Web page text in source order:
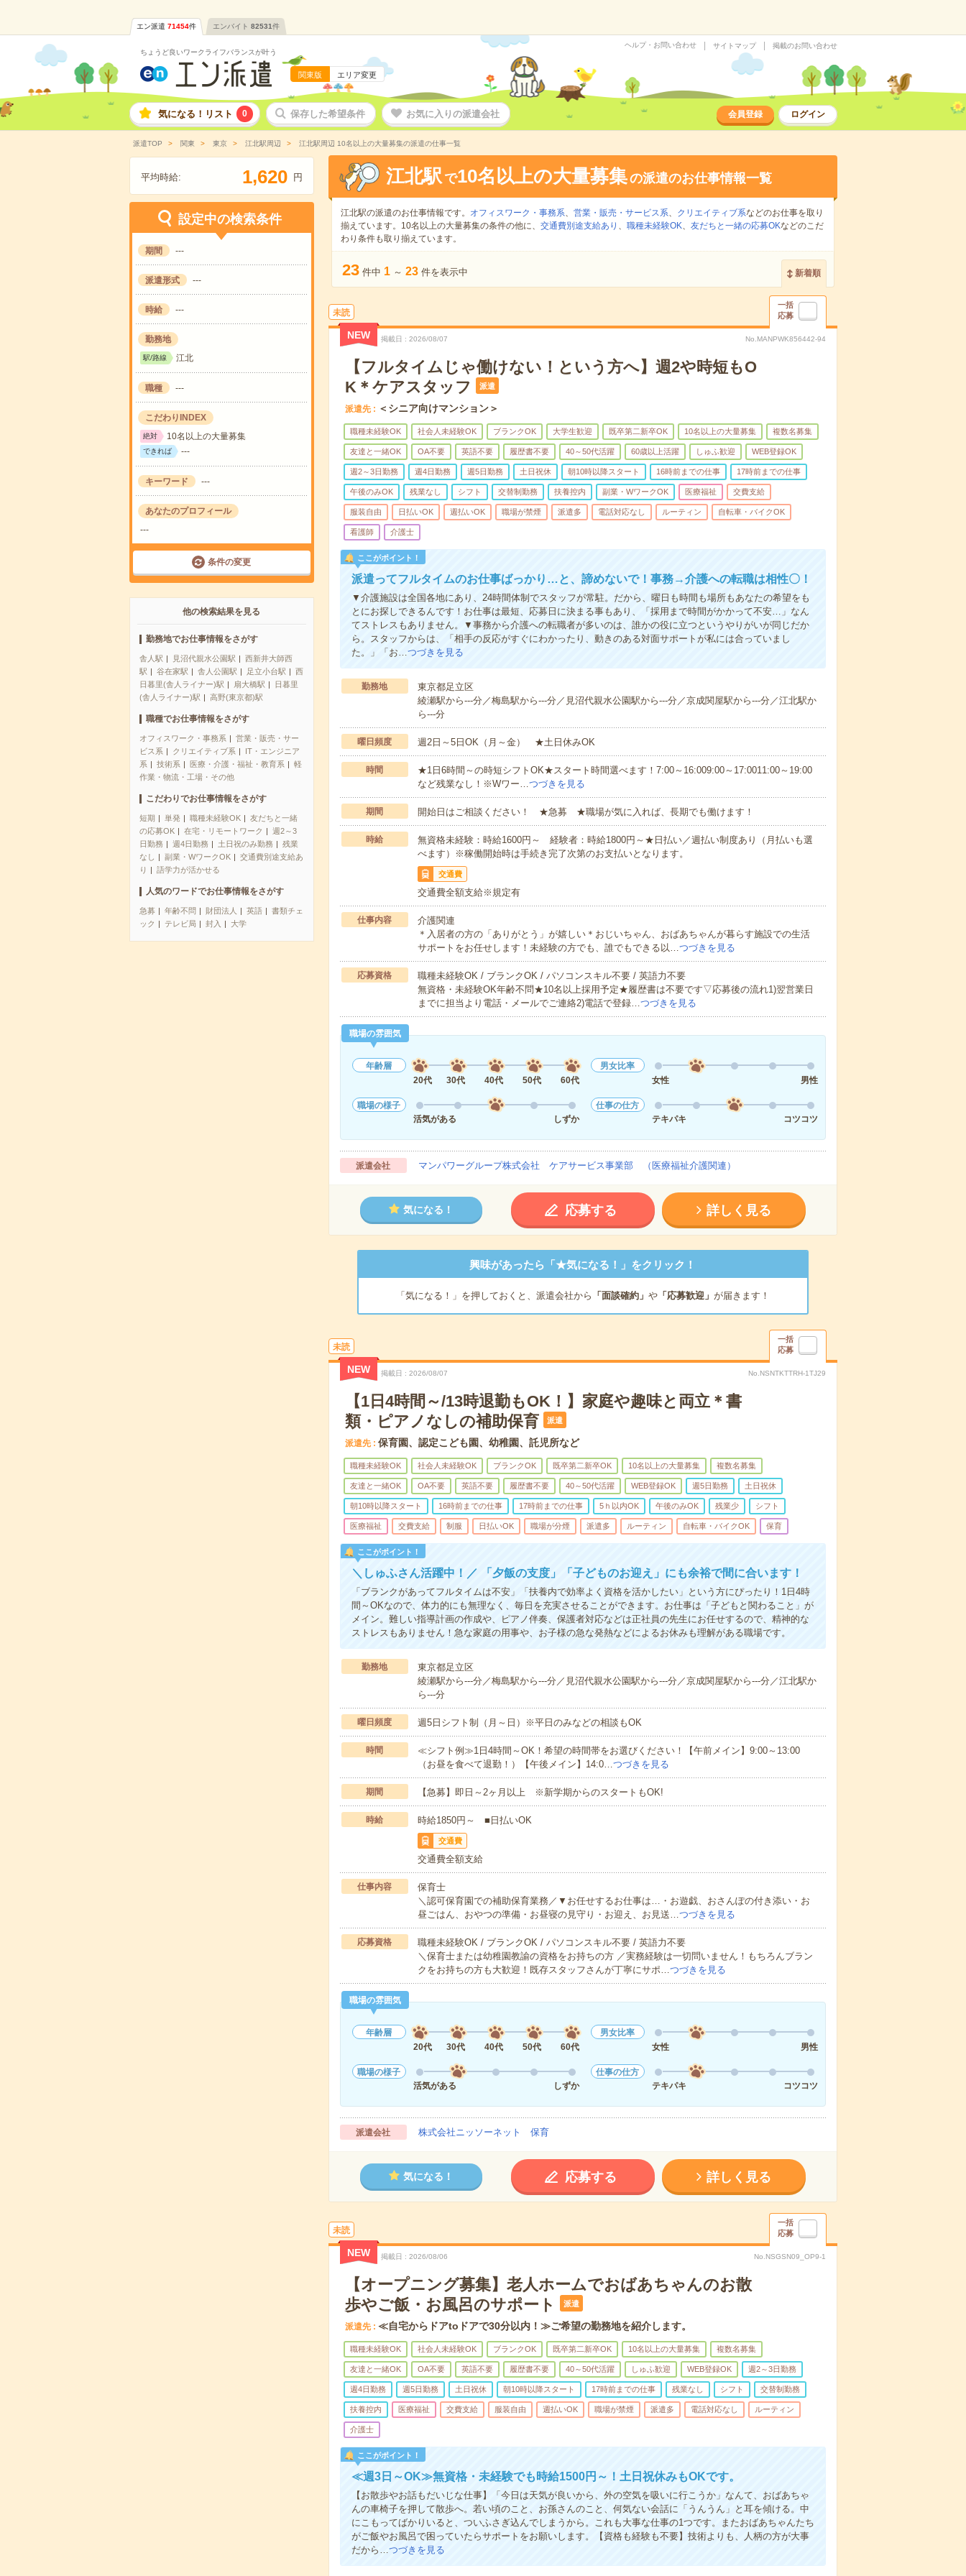
エン派遣 71454件 エンバイト 82531件
ちょうど良いワークライフバランスが叶う
関東版 エリア変更
ヘルプ・お問い合わせ サイトマップ 掲載のお問い合わせ
気になる！リスト 0 保存した希望条件 お気に入りの派遣会社 会員登録 ログイン
派遣TOP 関東 東京 江北駅周辺 江北駅周辺 10名以上の大量募集の派遣の仕事一覧
平均時給: 1,620 円
設定中の検索条件
期間 ---
派遣形式 ---
時給 ---
勤務地
駅/路線 江北
職種 ---
こだわりINDEX
絶対 10名以上の大量募集
できれば ---
キーワード ---
あなたのプロフィール
---
条件の変更
他の検索結果を見る
勤務地でお仕事情報をさがす
舎人駅 見沼代親水公園駅
西新井大師西
駅
谷在家駅 舎人公園駅 足立小台駅
西
日暮里(舎人ライナー)駅
扇大橋駅
日暮里
(舎人ライナー)駅
高野(東京都)駅
職種でお仕事情報をさがす
オフィスワーク・事務系
営業・販売・サー
ビス系
クリエイティブ系
IT・エンジニア
系
技術系 医療・介護・福祉・教育系
軽
作業・物流・工場・その他
こだわりでお仕事情報をさがす
短期 単発 職種未経験OK
友だちと一緒
の応募OK
在宅・リモートワーク
週2～3
日勤務
週4日勤務 土日祝のみ勤務
残業
なし
副業・WワークOK
交通費別途支給あ
り
語学力が活かせる
人気のワードでお仕事情報をさがす
急募 年齢不問 財団法人 英語
書類チェ
ック
テレビ局 封入 大学
江北駅 で10名以上の大量募集の派遣のお仕事情報一覧
江北駅の派遣のお仕事情報です。 オフィスワーク・事務系、 営業・販売・サービス系、 クリエイティブ系などのお仕事を取り
揃えています。10名以上の大量募集の条件の他に、 交通費別途支給あり 、 職種未経験OK、 友だちと一緒の応募OKなどのこだ
わり条件も取り揃えています。
23 件中 1 ～ 23 件を表示中 新着順
未読
一括
応募
NEW 掲載日 2026/08/07 No.MANPWK856442-94
【フルタイムじゃ働けない！という方へ】週2や時短もO
K＊ケアスタッフ
派遣
派遣先 ＜シニア向けマンション＞
職種未経験OK 社会人未経験OK ブランクOK 大学生歓迎 既卒第二新卒OK 10名以上の大量募集 複数名募集
友達と一緒OK OA不要 英語不要 履歴書不要 40～50代活躍 60歳以上活躍 しゅふ歓迎 WEB登録OK
週2～3日勤務 週4日勤務 週5日勤務 土日祝休 朝10時以降スタート 16時前までの仕事 17時前までの仕事
午後のみOK 残業なし シフト 交替制勤務 扶養控内 副業・WワークOK 医療福祉 交費支給
服装自由 日払いOK 週払いOK 職場が禁煙 派遣多 電話対応なし ルーティン 自転車・バイクOK
看護師 介護士
ここがポイント！
派遣ってフルタイムのお仕事ばっかり…と、諦めないで！事務→介護への転職は相性〇！
▼介護施設は全国各地にあり、24時間体制でスタッフが常駐。だから、曜日も時間も場所もあなたの希望をも
とにお探しできるんです！お仕事は最短、応募日に決まる事もあり、「採用まで時間がかかって不安…」なん
てストレスもありません。▼事務から介護への転職者が多いのは、誰かの役に立つというやりがいが同じだか
ら。スタッフからは、「相手の反応がすぐにわかったり、動きのある対面サポートが私には合っていまし
た。」「お…つづきを見る
勤務地
東京都足立区
綾瀬駅から---分／梅島駅から---分／見沼代親水公園駅から---分／京成関屋駅から---分／江北駅か
ら---分
曜日頻度 週2日～5日OK（月～金） ★土日休みOK
時間
★1日6時間～の時短シフトOK★スタート時間選べます！7:00～16:009:00～17:0011:00～19:00
など残業なし！※Wワー…つづきを見る
期間 開始日はご相談ください！ ★急募 ★職場が気に入れば、長期でも働けます！
時給
無資格未経験：時給1600円～ 経験者：時給1800円～★日払い／週払い制度あり（月払いも選
べます）※稼働開始時は手続き完了次第のお支払いとなります。
交通費
交通費全額支給※規定有
仕事内容
介護関連
＊入居者の方の「ありがとう」が嬉しい＊おじいちゃん、おばあちゃんが暮らす施設での生活
サポートをお任せします！未経験の方でも、誰でもできる以…つづきを見る
応募資格
職種未経験OK / ブランクOK / パソコンスキル不要 / 英語力不要
無資格・未経験OK年齢不問★10名以上採用予定★履歴書は不要です▽応募後の流れ1)翌営業日
までに担当より電話・メールでご連絡2)電話で登録…つづきを見る
職場の雰囲気
年齢層
20代
30代 40代 50代 60代
男女比率
女性
男性
職場の様子
活気がある
しずか
仕事の仕方
テキパキ
コツコツ
派遣会社 マンパワーグループ株式会社 ケアサービス事業部 （医療福祉介護関連）
気になる！ 応募する 詳しく見る
興味があったら「★気になる！」をクリック！
「気になる！」を押しておくと、派遣会社から 「面談確約」 や「応募歓迎」 が届きます！
未読
一括
応募
NEW 掲載日 2026/08/07 No.NSNTKTTRH-1TJ29
【1日4時間～/13時退勤もOK！】家庭や趣味と両立＊書
類・ピアノなしの補助保育
派遣
派遣先 保育園、認定こども園、幼稚園、託児所など
職種未経験OK 社会人未経験OK ブランクOK 既卒第二新卒OK 10名以上の大量募集 複数名募集
友達と一緒OK OA不要 英語不要 履歴書不要 40～50代活躍 WEB登録OK 週5日勤務 土日祝休
朝10時以降スタート 16時前までの仕事 17時前までの仕事 5ｈ以内OK 午後のみOK 残業少 シフト
医療福祉 交費支給 制服 日払いOK 職場が分煙 派遣多 ルーティン 自転車・バイクOK 保育
ここがポイント！
＼しゅふさん活躍中！／ 「夕飯の支度」「子どものお迎え」にも余裕で間に合います！
「ブランクがあってフルタイムは不安」「扶養内で効率よく資格を活かしたい」という方にぴったり！1日4時
間～OKなので、体力的にも無理なく、毎日を充実させることができます。お仕事は「子どもと関わること」が
メイン。難しい指導計画の作成や、ピアノ伴奏、保護者対応などは正社員の先生にお任せするので、精神的な
ストレスもありません！急な家庭の用事や、お子様の急な発熱などによるお休みも理解がある職場です。
勤務地
東京都足立区
綾瀬駅から---分／梅島駅から---分／見沼代親水公園駅から---分／京成関屋駅から---分／江北駅か
ら---分
曜日頻度 週5日シフト制（月～日）※平日のみなどの相談もOK
時間
≪シフト例≫1日4時間～OK！希望の時間帯をお選びください！【午前メイン】9:00～13:00
（お昼を食べて退勤！）【午後メイン】14:0…つづきを見る
期間 【急募】即日～2ヶ月以上 ※新学期からのスタートもOK!
時給 時給1850円～ ■日払いOK
交通費
交通費全額支給
仕事内容
保育士
＼認可保育園での補助保育業務／▼お任せするお仕事は…・お遊戯、おさんぽの付き添い・お
昼ごはん、おやつの準備・お昼寝の見守り・お迎え、お見送…つづきを見る
応募資格
職種未経験OK / ブランクOK / パソコンスキル不要 / 英語力不要
＼保育士または幼稚園教諭の資格をお持ちの方 ／実務経験は一切問いません！もちろんブラン
クをお持ちの方も大歓迎！既存スタッフさんが丁寧にサポ…つづきを見る
職場の雰囲気
年齢層
20代
30代 40代 50代 60代
男女比率
女性
男性
職場の様子
活気がある
しずか
仕事の仕方
テキパキ
コツコツ
派遣会社 株式会社ニッソーネット 保育
気になる！ 応募する 詳しく見る
未読
一括
応募
NEW 掲載日 2026/08/06 No.NSGSN09_OP9-1
【オープニング募集】老人ホームでおばあちゃんのお散
歩やご飯・お風呂のサポート
派遣
派遣先 ≪自宅からドアtoドアで30分以内！≫ご希望の勤務地を紹介します。
職種未経験OK 社会人未経験OK ブランクOK 既卒第二新卒OK 10名以上の大量募集 複数名募集
友達と一緒OK OA不要 英語不要 履歴書不要 40～50代活躍 しゅふ歓迎 WEB登録OK 週2～3日勤務
週4日勤務 週5日勤務 土日祝休 朝10時以降スタート 17時前までの仕事 残業なし シフト 交替制勤務
扶養控内 医療福祉 交費支給 服装自由 週払いOK 職場が禁煙 派遣多 電話対応なし ルーティン
介護士
ここがポイント！
≪週3日～OK≫無資格・未経験でも時給1500円～！土日祝休みもOKです。
【お散歩やお話もだいじな仕事】「今日は天気が良いから、外の空気を吸いに行こうか」なんて、おばあちゃ
んの車椅子を押して散歩へ。若い頃のこと、お孫さんのこと、何気ない会話に「うんうん」と耳を傾ける。中
にこもってばかりいると、ついふさぎ込んでしまうから。これも大事な仕事の1つです。またおばあちゃんたち
がご飯やお風呂で困っていたらサポートをお願いします。【資格も経験も不要】技術よりも、人柄の方が大事
だから…つづきを見る